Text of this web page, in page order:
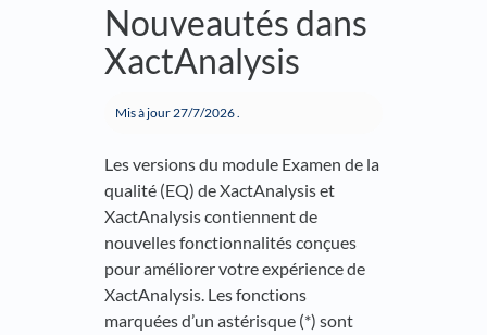
Nouveautés dans
XactAnalysis
Mis à jour27/7/2026.
Les versions du module Examen de la
qualité (EQ) de XactAnalysis et
XactAnalysis contiennent de
nouvelles fonctionnalités conçues
pour améliorer votre expérience de
XactAnalysis. Les fonctions
marquées d’un astérisque (*) sont